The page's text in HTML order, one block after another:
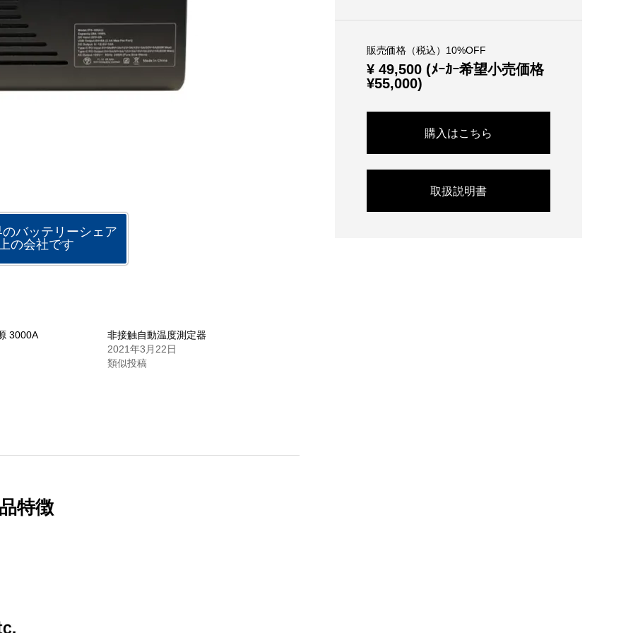
バッテリーシェア
の会社です
3000A
非接触自動温度測定器
2021年3月22日
類似投稿
特徴
販売価格（税込）10%OFF
¥ 49,500 (ﾒｰｶｰ希望小売価格
¥55,000)
購入はこちら
取扱説明書